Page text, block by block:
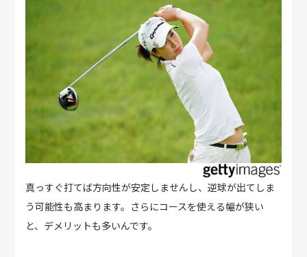
真っすぐ打てば方向性が安定しませんし、逆球が出てしま
う可能性も高まります。さらにコースを使える幅が狭い
と、デメリットも多いんです。